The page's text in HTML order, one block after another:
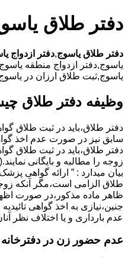
دفتر طلاق
دفتر طلاق یاسوج,دفتر ازدواج
یاسوج,دفتر ازدواج منطقه
یاسوج,ثبت طلاق ارزان در
وظیفه دفتر طلاق
سابق نیز در صورت عدم اخذ
دفتر طلاق،باید در ثبت طلاق
بیان میدارد : ” ارائه گواهی
طلاق الزامی است،مگر آنکه
ظاهر ماده مذکور،در صورت
جنین،نیازی به اخذ گواهی
عدم بارداری و یا اختلاف نظر
عدم حضور زن در